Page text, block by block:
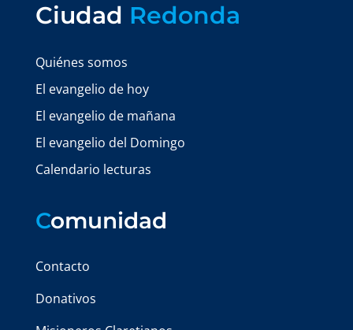
Ciudad Redonda
Quiénes somos
El evangelio de hoy
El evangelio de mañana
El evangelio del Domingo
Calendario lecturas
Comunidad
Contacto
Donativos